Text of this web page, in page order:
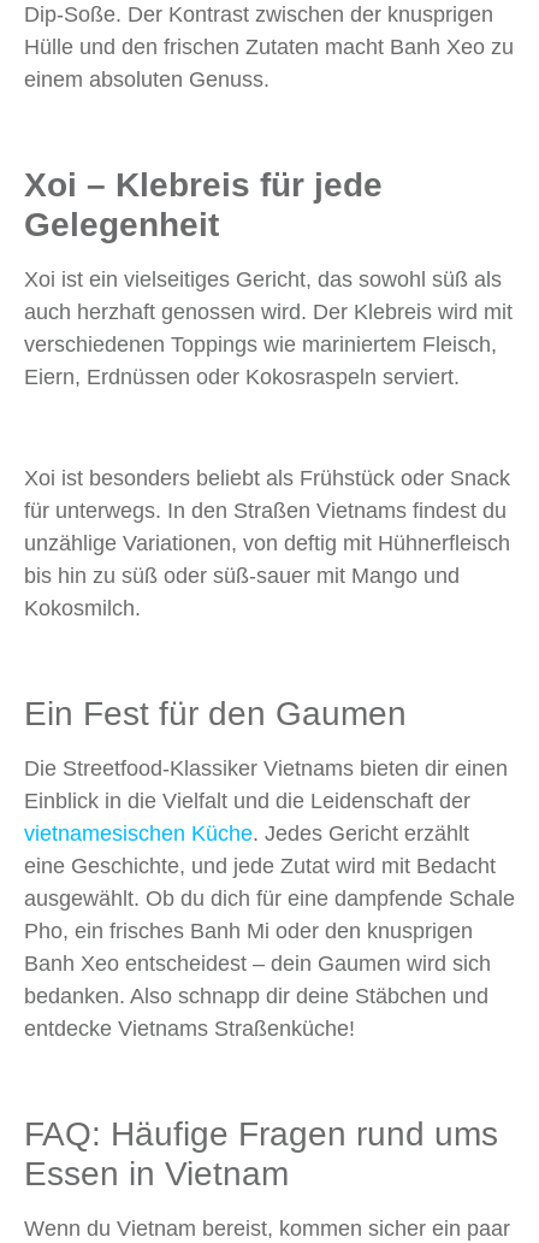
Dip-Soße. Der Kontrast zwischen der knusprigen
Hülle und den frischen Zutaten macht Banh Xeo zu
einem absoluten Genuss.
Xoi – Klebreis für jede
Gelegenheit
Xoi ist ein vielseitiges Gericht, das sowohl süß als
auch herzhaft genossen wird. Der Klebreis wird mit
verschiedenen Toppings wie mariniertem Fleisch,
Eiern, Erdnüssen oder Kokosraspeln serviert.
Xoi ist besonders beliebt als Frühstück oder Snack
für unterwegs. In den Straßen Vietnams findest du
unzählige Variationen, von deftig mit Hühnerfleisch
bis hin zu süß oder süß-sauer mit Mango und
Kokosmilch.
Ein Fest für den Gaumen
Die Streetfood-Klassiker Vietnams bieten dir einen
Einblick in die Vielfalt und die Leidenschaft der
vietnamesischen Küche. Jedes Gericht erzählt
eine Geschichte, und jede Zutat wird mit Bedacht
ausgewählt. Ob du dich für eine dampfende Schale
Pho, ein frisches Banh Mi oder den knusprigen
Banh Xeo entscheidest – dein Gaumen wird sich
bedanken. Also schnapp dir deine Stäbchen und
entdecke Vietnams Straßenküche!
FAQ: Häufige Fragen rund ums
Essen in Vietnam
Wenn du Vietnam bereist, kommen sicher ein paar